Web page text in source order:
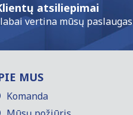
atsiliepimai
vertina mūsų paslaugas
MUS
Komanda